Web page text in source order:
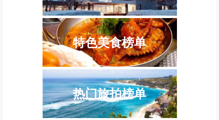
特色美食榜单
热门旅拍榜单